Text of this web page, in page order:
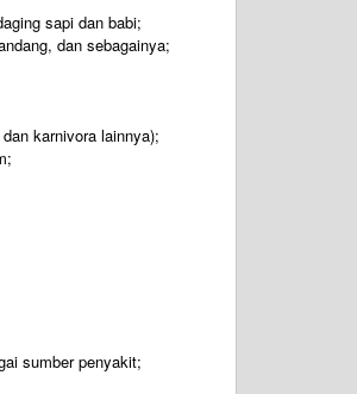
sapi dan babi;
dan sebagainya;
karnivora lainnya);
sumber penyakit;